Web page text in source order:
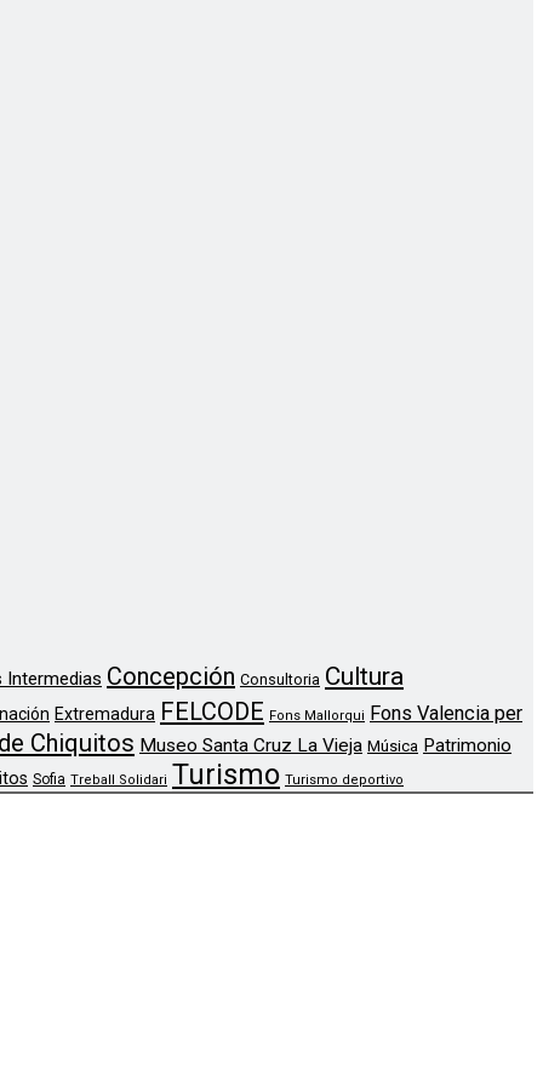
Intermedias Concepción Consultoria Cultura
Extremadura FELCODE Fons Mallorqui Fons Valencia per
Chiquitos Museo Santa Cruz La Vieja Música Patrimonio
Sofia Treball Solidari Turismo Turismo deportivo